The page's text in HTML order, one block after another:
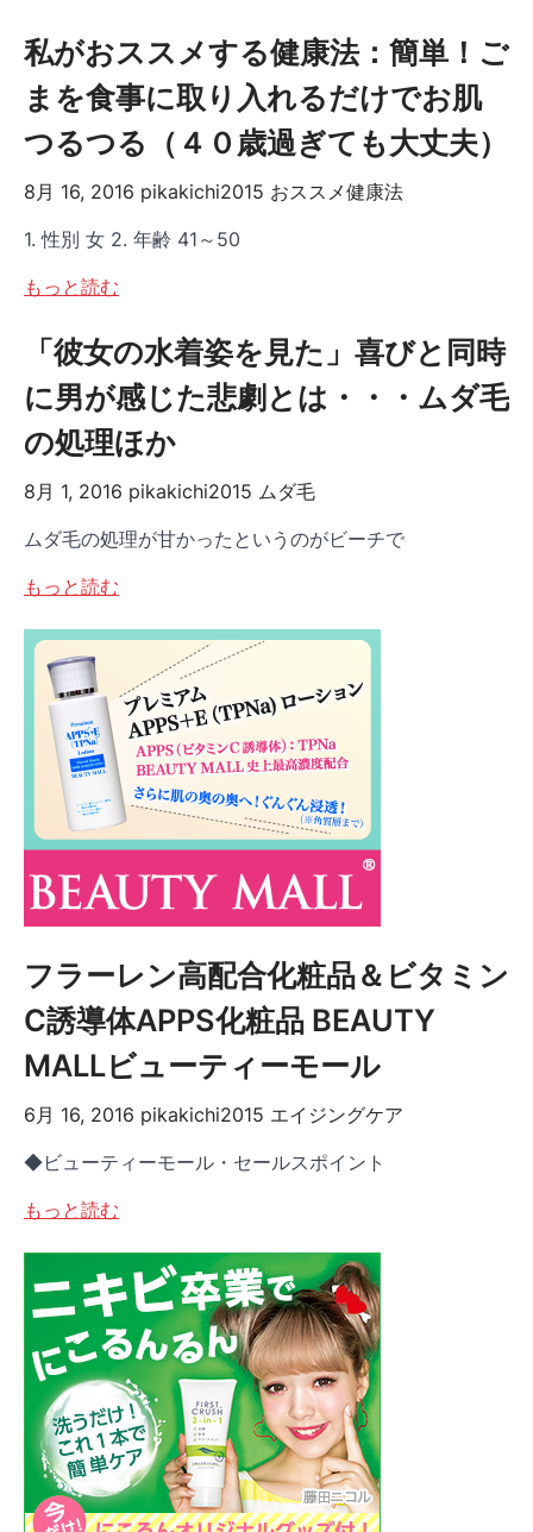
私がおススメする健康法：簡単！ご
まを食事に取り入れるだけでお肌
つるつる（４０歳過ぎても大丈夫）
8月 16, 2016 pikakichi2015 おススメ健康法
1. 性別 女 2. 年齢 41～50
もっと読む
「彼女の水着姿を見た」喜びと同時
に男が感じた悲劇とは・・・ムダ毛
の処理ほか
8月 1, 2016 pikakichi2015 ムダ毛
ムダ毛の処理が甘かったというのがビーチで
もっと読む
フラーレン高配合化粧品＆ビタミン
C誘導体APPS化粧品 BEAUTY
MALLビューティーモール
6月 16, 2016 pikakichi2015 エイジングケア
◆ビューティーモール・セールスポイント
もっと読む